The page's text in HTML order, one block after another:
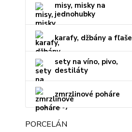
misy, misky na
jednohubky
karafy, džbány a fľaše
sety na víno, pivo,
destiláty
zmrzlinové poháre
PORCELÁN